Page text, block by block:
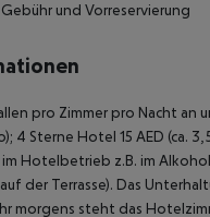
und Vorreservierung
pro Zimmer pro Nacht an
4 Sterne Hotel 15 AED (ca.
im Hotelbetrieb z.B. im
der Terrasse). Das
morgens steht das